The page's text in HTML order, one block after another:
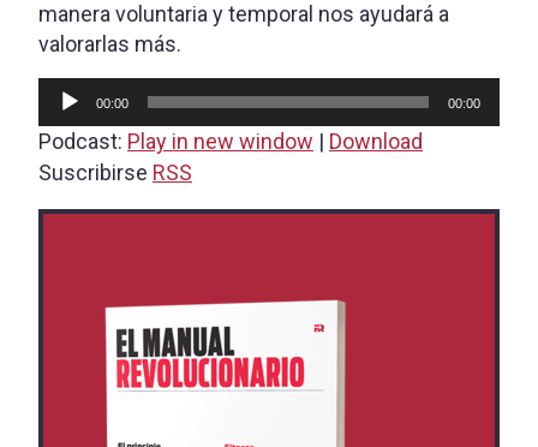
manera voluntaria y temporal nos ayudará a
valorarlas más.
Audio
Player
00:00 00:00
Podcast: Play in new window | Download
Suscribirse RSS